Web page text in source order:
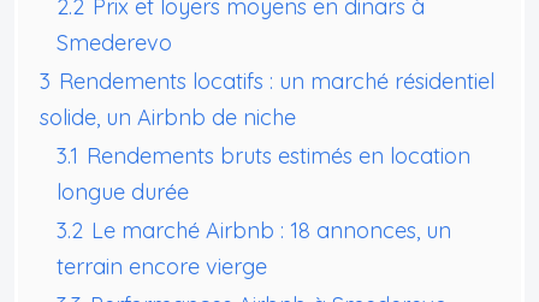
2.2 Prix et loyers moyens en dinars à
Smederevo
3 Rendements locatifs : un marché résidentiel
solide, un Airbnb de niche
3.1 Rendements bruts estimés en location
longue durée
3.2 Le marché Airbnb : 18 annonces, un
terrain encore vierge